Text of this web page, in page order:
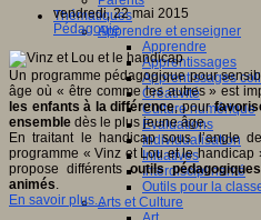
Thématiques
Apprendre et enseigner
Apprendre
Apprentissages
Apprentissages
Créativité
Culture numérique
Evaluations
Individualisation
Initiatives
Interdisciplinarité
Outils pour la
Arts et Culture
vendredi, 22 mai 2015
Pédagogie
Un programme pédagogique pour
âge où « être comme les autres » est
les enfants à la différence, pour
ensemble dès le plus jeune âge.
En traitant le handicap sous l’angle
programme « Vinz et Lou et le
propose différentsoutils
animés.
En savoir plus...